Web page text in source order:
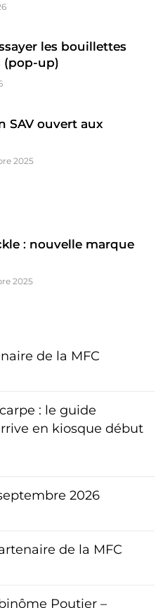
les bouillettes
(pop-up)
SAV ouvert aux
2025
: nouvelle marque
2025
de la MFC
: le guide
en kiosque début
2026
de la MFC
Poutier –